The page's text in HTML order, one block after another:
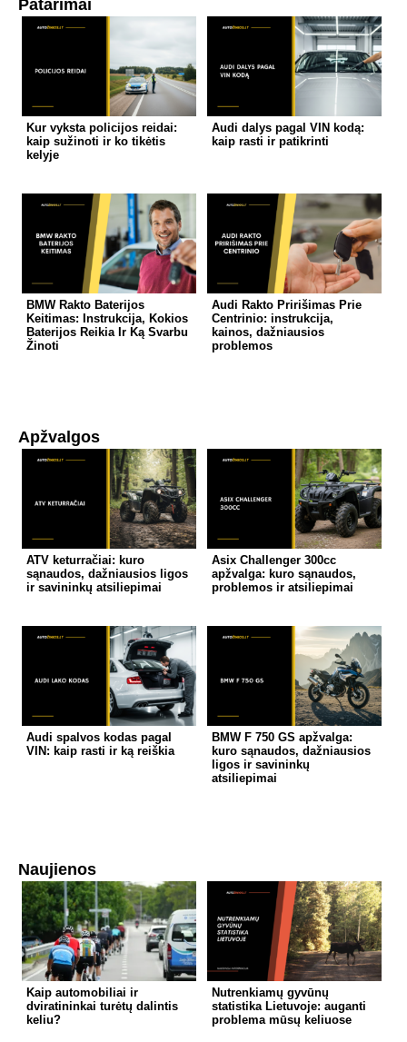
Patarimai
Kur vyksta policijos reidai:
kaip sužinoti ir ko tikėtis
kelyje
Audi dalys pagal VIN kodą:
kaip rasti ir patikrinti
BMW Rakto Baterijos
Keitimas: Instrukcija, Kokios
Baterijos Reikia Ir Ką Svarbu
Žinoti
Audi Rakto Pririšimas Prie
Centrinio: instrukcija,
kainos, dažniausios
problemos
Apžvalgos
ATV keturračiai: kuro
sąnaudos, dažniausios ligos
ir savininkų atsiliepimai
Asix Challenger 300cc
apžvalga: kuro sąnaudos,
problemos ir atsiliepimai
Audi spalvos kodas pagal
VIN: kaip rasti ir ką reiškia
BMW F 750 GS apžvalga:
kuro sąnaudos, dažniausios
ligos ir savininkų
atsiliepimai
Naujienos
Kaip automobiliai ir
dviratininkai turėtų dalintis
keliu?
Nutrenkiamų gyvūnų
statistika Lietuvoje: auganti
problema mūsų keliuose